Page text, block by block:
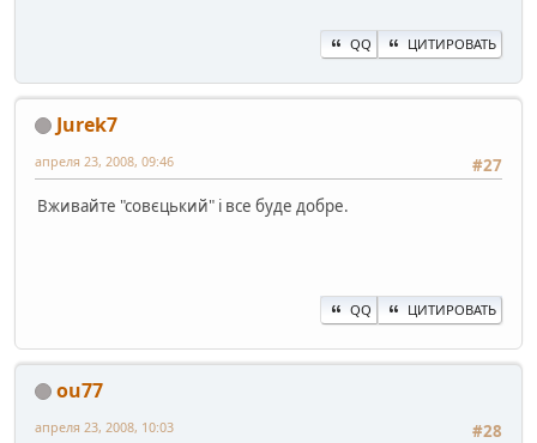
QQ ЦИТИРОВАТЬ
Jurek7
#27
апреля 23, 2008, 09:46
Вживайте "совєцький" і все буде добре.
QQ ЦИТИРОВАТЬ
ou77
#28
апреля 23, 2008, 10:03